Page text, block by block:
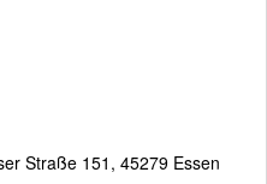
Straße 151, 45279 Essen